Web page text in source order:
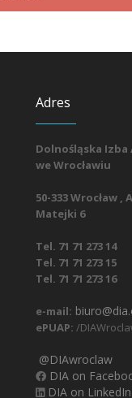
Adres
Dolnośląska
we Wrocławiu
50-333 Wrocław ,
Matejki 6
Tel. 71 71 273 14
Tel. 71 71 273 15
Tel. 71 71 273 16
e-mail:
ePUAP: /
@DIAwroclaw
DIA on
DIA on LinkedIn